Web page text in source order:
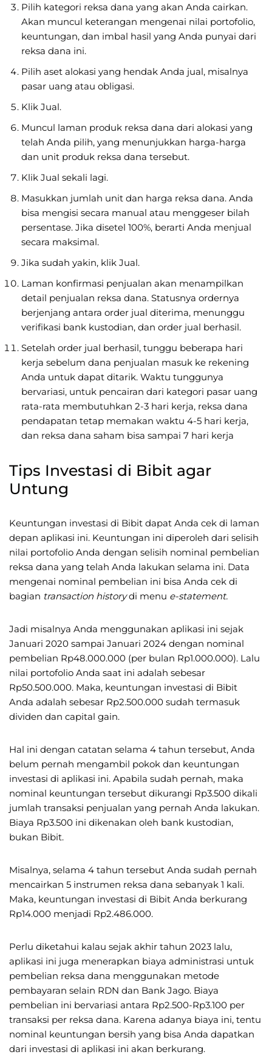
Pilih kategori reksa dana yang akan Anda cairkan.
Akan muncul keterangan mengenai nilai portofolio,
keuntungan, dan imbal hasil yang Anda punyai dari
reksa dana ini.
Pilih aset alokasi yang hendak Anda jual, misalnya
pasar uang atau obligasi.
Klik Jual.
Muncul laman produk reksa dana dari alokasi yang
telah Anda pilih, yang menunjukkan harga-harga
dan unit produk reksa dana tersebut.
Klik Jual sekali lagi.
Masukkan jumlah unit dan harga reksa dana. Anda
bisa mengisi secara manual atau menggeser bilah
persentase. Jika disetel 100%, berarti Anda menjual
secara maksimal.
Jika sudah yakin, klik Jual.
Laman konfirmasi penjualan akan menampilkan
detail penjualan reksa dana. Statusnya ordernya
berjenjang antara order jual diterima, menunggu
verifikasi bank kustodian, dan order jual berhasil.
Setelah order jual berhasil, tunggu beberapa hari
kerja sebelum dana penjualan masuk ke rekening
Anda untuk dapat ditarik. Waktu tunggunya
bervariasi, untuk pencairan dari kategori pasar uang
rata-rata membutuhkan 2-3 hari kerja, reksa dana
pendapatan tetap memakan waktu 4-5 hari kerja,
dan reksa dana saham bisa sampai 7 hari kerja
Tips Investasi di Bibit agar
Untung
Keuntungan investasi di Bibit dapat Anda cek di laman
depan aplikasi ini. Keuntungan ini diperoleh dari selisih
nilai portofolio Anda dengan selisih nominal pembelian
reksa dana yang telah Anda lakukan selama ini. Data
mengenai nominal pembelian ini bisa Anda cek di
bagian transaction historydi menu e-statement.
Jadi misalnya Anda menggunakan aplikasi ini sejak
Januari 2020 sampai Januari 2024 dengan nominal
pembelian Rp48.000.000 (per bulan Rp1.000.000). Lalu
nilai portofolio Anda saat ini adalah sebesar
Rp50.500.000. Maka, keuntungan investasi di Bibit
Anda adalah sebesar Rp2.500.000 sudah termasuk
dividen dan capital gain.
Hal ini dengan catatan selama 4 tahun tersebut, Anda
belum pernah mengambil pokok dan keuntungan
investasi di aplikasi ini. Apabila sudah pernah, maka
nominal keuntungan tersebut dikurangi Rp3.500 dikali
jumlah transaksi penjualan yang pernah Anda lakukan.
Biaya Rp3.500 ini dikenakan oleh bank kustodian,
bukan Bibit.
Misalnya, selama 4 tahun tersebut Anda sudah pernah
mencairkan 5 instrumen reksa dana sebanyak 1 kali.
Maka, keuntungan investasi di Bibit Anda berkurang
Rp14.000 menjadi Rp2.486.000.
Perlu diketahui kalau sejak akhir tahun 2023 lalu,
aplikasi ini juga menerapkan biaya administrasi untuk
pembelian reksa dana menggunakan metode
pembayaran selain RDN dan Bank Jago. Biaya
pembelian ini bervariasi antara Rp2.500-Rp3.100 per
transaksi per reksa dana. Karena adanya biaya ini, tentu
nominal keuntungan bersih yang bisa Anda dapatkan
dari investasi di aplikasi ini akan berkurang.